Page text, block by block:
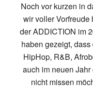
Noch vor kurzen in
wir voller Vorfreude
der ADDICTION im
haben gezeigt,
HipHop, R&B,
auch im neuen
nicht missen